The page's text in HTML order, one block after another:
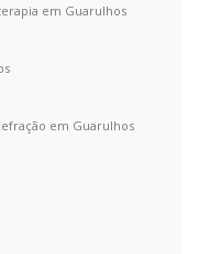
em Guarulhos
em Guarulhos